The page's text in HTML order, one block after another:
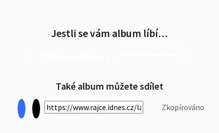
Jestli se vám album líbí…
Také album můžete sdílet
Zkopírováno